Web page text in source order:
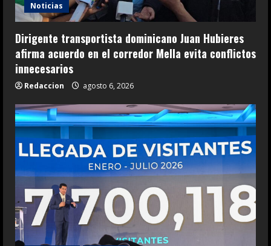
Noticias
Dirigente transportista dominicano Juan Hubieres
afirma acuerdo en el corredor Mella evita conflictos
innecesarios
Redaccion agosto 6, 2026